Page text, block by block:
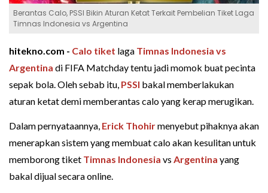
Berantas Calo, PSSI Bikin Aturan Ketat Terkait Pembelian Tiket Laga
Timnas Indonesia vs Argentina
hitekno.com - Calo tiket laga Timnas Indonesia vs
Argentina di FIFA Matchday tentu jadi momok buat pecinta
sepak bola. Oleh sebab itu, PSSI bakal memberlakukan
aturan ketat demi memberantas calo yang kerap merugikan.
Dalam pernyataannya, Erick Thohirmenyebut pihaknya akan
menerapkan sistem yang membuat calo akan kesulitan untuk
memborong tiket Timnas Indonesia vs Argentina yang
bakal dijual secara online.